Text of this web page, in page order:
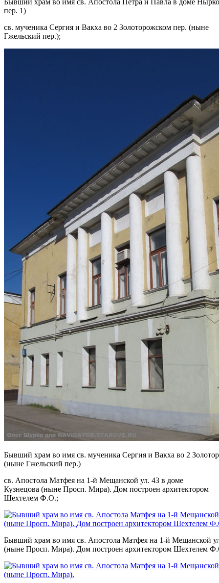
пер. 1)
св. мученика Сергия и Вакха во 2 Золоторожском пер. (ныне
Гжельский пер.);
Бывший храм во имя св. мученика Сергия и Вакха во 2
(ныне Гжельский пер.)
св. Апостола Матфея на 1-й Мещанской ул. 43 в доме
Кузнецова (ныне Просп. Мира). Дом построен архитектором
Шехтелем Ф.О.;
Бывший храм во имя св. Апостола Матфея на 1-й Мещанской
(ныне Просп. Мира). Дом построен архитектором Шехтелем